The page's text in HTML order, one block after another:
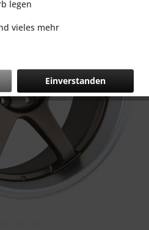
legen
vieles mehr
Einverstanden